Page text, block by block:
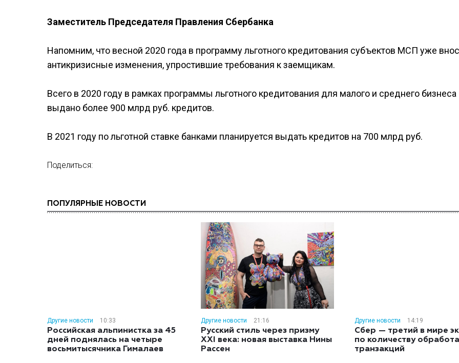
Заместитель Председателя Правления Сбербанка
Напомним, что весной 2020 года в программу льготного кредитования субъектов МСП уже
антикризисные изменения, упростившие требования к заемщикам.
Всего в 2020 году в рамках программы льготного кредитования для малого и среднего бизнеса
выдано более 900 млрд руб. кредитов.
В 2021 году по льготной ставке банками планируется выдать кредитов на 700 млрд руб.
Поделиться:
ПОПУЛЯРНЫЕ НОВОСТИ
Другие новости 10:33
Российская альпинистка за 45
дней поднялась на четыре
восьмитысячника Гималаев
Другие новости 21:16
Русский стиль через призму
XXI века: новая выставка Нины
Рассен
Другие новости 14:19
Сбер — третий в мире
по количеству
транзакций